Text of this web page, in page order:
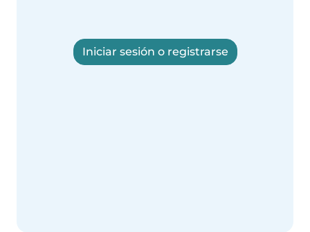
Iniciar sesión o registrarse